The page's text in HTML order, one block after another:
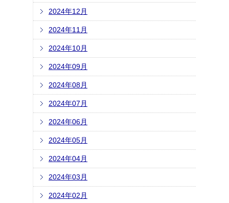
2024年12月
2024年11月
2024年10月
2024年09月
2024年08月
2024年07月
2024年06月
2024年05月
2024年04月
2024年03月
2024年02月